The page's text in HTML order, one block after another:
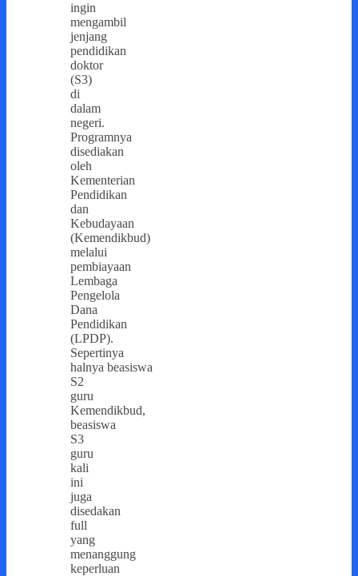
ingin
mengambil
jenjang
pendidikan
doktor
(S3)
di
dalam
negeri.
Programnya
disediakan
oleh
Kementerian
Pendidikan
dan
Kebudayaan
(Kemendikbud)
melalui
pembiayaan
Lembaga
Pengelola
Dana
Pendidikan
(LPDP).
Sepertinya
halnya beasiswa
S2
guru
Kemendikbud,
beasiswa
S3
guru
kali
ini
juga
disedakan
full
yang
menanggung
keperluan